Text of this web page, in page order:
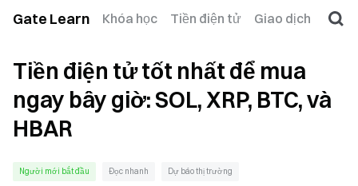
Gate Learn Khóa học Tiền điện tử Giao dịch Web3
Tiền điện tử tốt nhất để mua
ngay bây giờ: SOL, XRP, BTC, và
HBAR
Người mới bắt đầu Đọc nhanh Dự báo thị trường